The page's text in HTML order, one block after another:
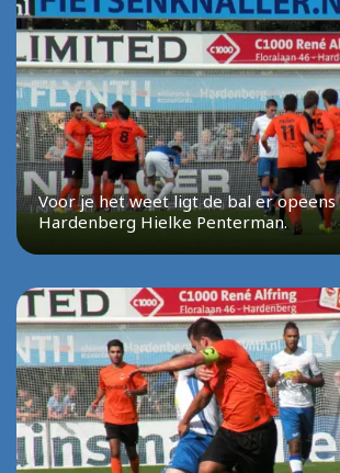
Voor je het weet ligt de bal er opeens
Hardenberg Hielke Penterman.